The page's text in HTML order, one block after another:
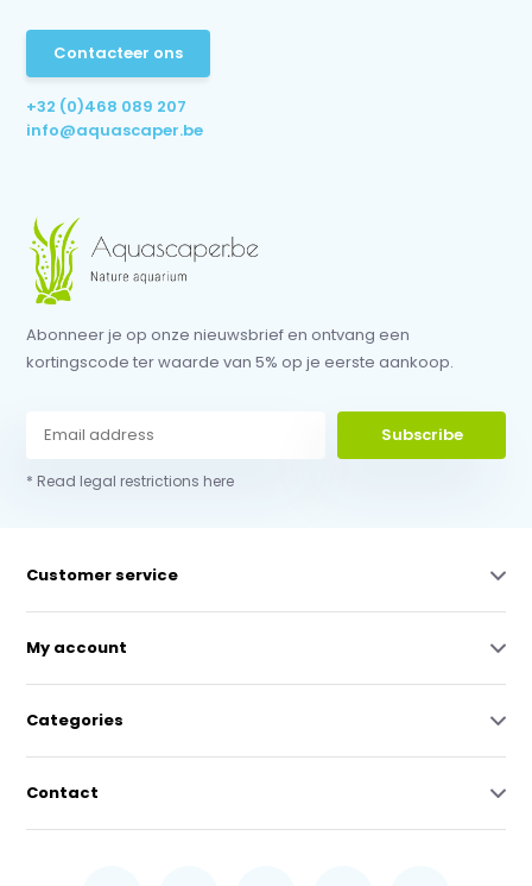
Contacteer ons
+32 (0)468 089 207
info@aquascaper.be
Abonneer je op onze nieuwsbrief en ontvang een
kortingscode ter waarde van 5% op je eerste aankoop.
Subscribe
* Read legal restrictions here
Customer service
My account
Categories
Contact